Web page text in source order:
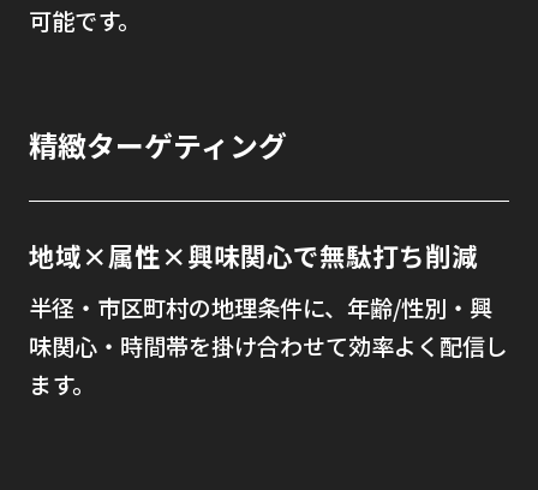
可能です。
精緻ターゲティング
地域×属性×興味関心で無駄打ち削減
半径・市区町村の地理条件に、年齢/性別・興
味関心・時間帯を掛け合わせて効率よく配信し
ます。